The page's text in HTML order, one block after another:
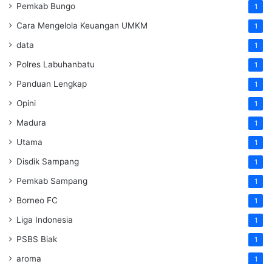
Pemkab Bungo 1
Cara Mengelola Keuangan UMKM 1
data 1
Polres Labuhanbatu 1
Panduan Lengkap 1
Opini 1
Madura 1
Utama 1
Disdik Sampang 1
Pemkab Sampang 1
Borneo FC 1
Liga Indonesia 1
PSBS Biak 1
aroma 1